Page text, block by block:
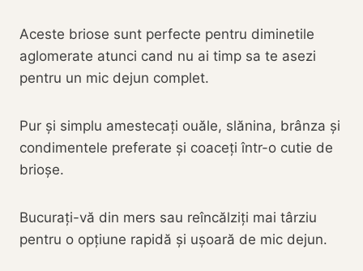
Aceste briose sunt perfecte pentru diminetile
aglomerate atunci cand nu ai timp sa te asezi
pentru un mic dejun complet.
Pur și simplu amestecați ouăle, slănina, brânza și
condimentele preferate și coaceți într-o cutie de
brioșe.
Bucurați-vă din mers sau reîncălziți mai târziu
pentru o opțiune rapidă și ușoară de mic dejun.